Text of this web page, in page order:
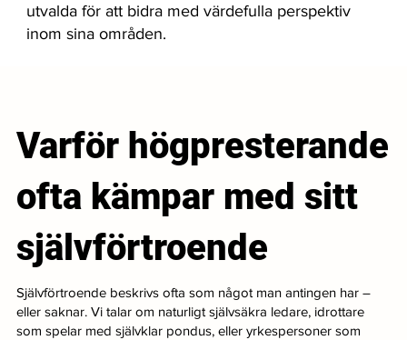
utvalda för att bidra med värdefulla perspektiv
inom sina områden.
Varför högpresterande
ofta kämpar med sitt
självförtroende
Självförtroende beskrivs ofta som något man antingen har –
eller saknar. Vi talar om naturligt självsäkra ledare, idrottare
som spelar med självklar pondus, eller yrkespersoner som